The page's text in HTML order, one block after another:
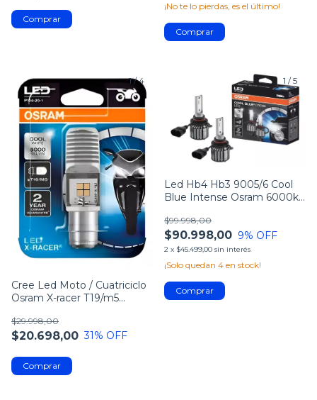
¡No te lo pierdas, es el último!
1/4
Cree Led Moto / Cuatriciclo
Osram X-racer T19/m5
$20.698,00
$29.998,00
31 % OFF
1 /5
Led Hb4 Hb3 9005/6 Cool
Blue Intense Osram 6000k
$90.998,00
$99.998,00
9% OFF
2 x $45.499,00 sin interés
¡Solo quedan 4 en stock!